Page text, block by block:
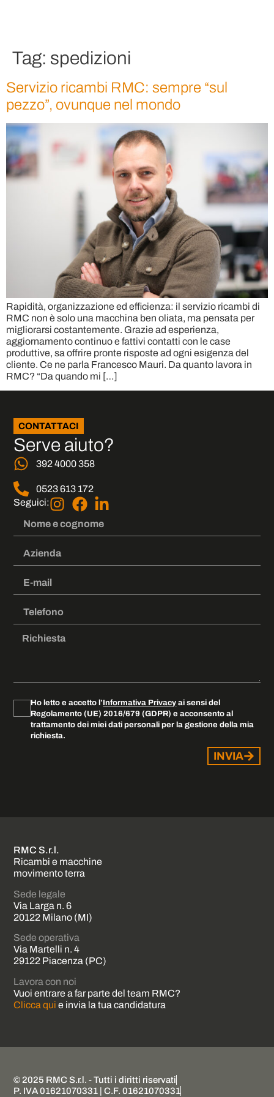
Tag: spedizioni
Servizio ricambi RMC: sempre “sul
pezzo”, ovunque nel mondo
Rapidità, organizzazione ed efficienza: il servizio ricambi di
RMC non è solo una macchina ben oliata, ma pensata per
migliorarsi costantemente. Grazie ad esperienza,
aggiornamento continuo e fattivi contatti con le case
produttive, sa offrire pronte risposte ad ogni esigenza del
cliente. Ce ne parla Francesco Mauri. Da quanto lavora in
RMC? “Da quando mi […]
CONTATTACI
Serve aiuto?
392 4000 358
0523 613 172
Seguici:
Ho letto e accetto l’Informativa Privacyai sensi del
Regolamento (UE) 2016/679 (GDPR) e acconsento al
trattamento dei miei dati personali per la gestione della mia
richiesta.
INVIA
RMC S.r.l.
Ricambi e macchine
movimento terra
Sede legale
Via Larga n. 6
20122 Milano (MI)
Sede operativa
Via Martelli n. 4
29122 Piacenza (PC)
Lavora con noi
Vuoi entrare a far parte del team RMC?
Clicca quie invia la tua candidatura
© 2025 RMC S.r.l. - Tutti i diritti riservati
P. IVA 01621070331 | C.F. 01621070331